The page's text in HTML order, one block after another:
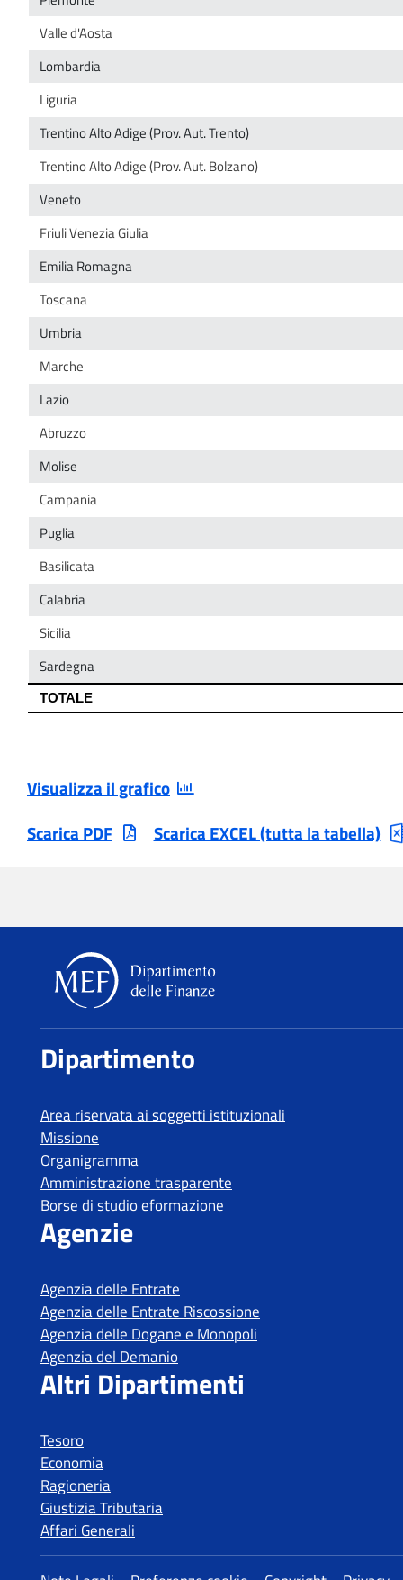
Tesoro
Economia
Ragioneria
Giustizia Tributaria
Affari Generali